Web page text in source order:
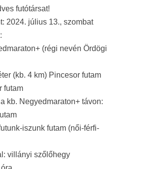
futótársat!
2024. július 13., szombat
(régi nevén Ördögi
(kb. 4 km) Pincesor futam
futam
kb. Negyedmaraton+ távon:
iszunk futam (női-férfi-
villányi szőlőhegy